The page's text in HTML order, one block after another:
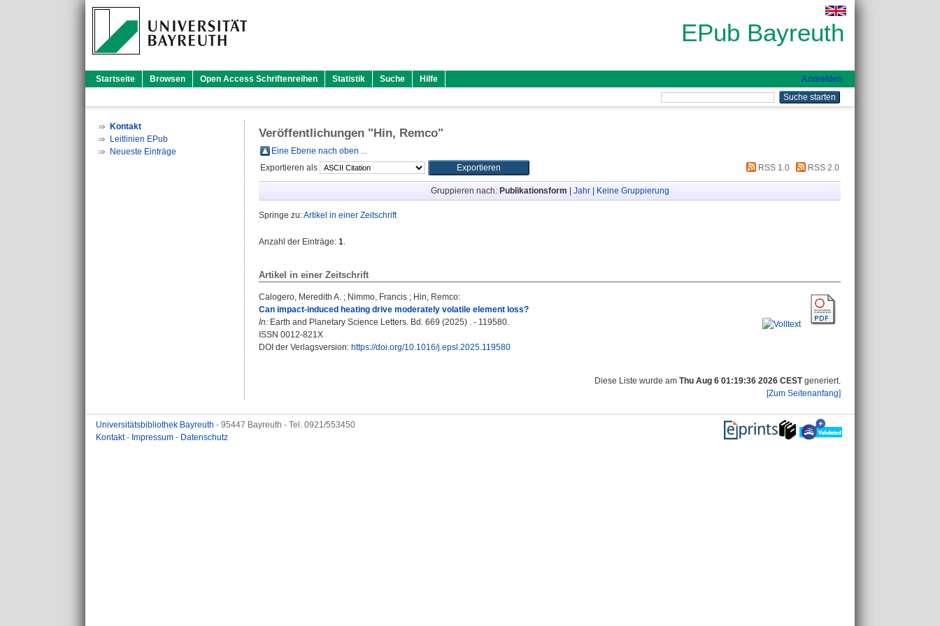
EPub Bayreuth
Startseite Browsen Open Access Schriftenreihen Statistik Suche Hilfe Anmelden
Kontakt
Leitlinien EPub
Neueste Einträge
Veröffentlichungen "Hin, Remco"
Eine Ebene nach oben ...
Exportieren als
RSS 1.0 RSS 2.0
Gruppieren nach: Publikationsform Jahr| Keine Gruppierung
Springe zu:Artikel in einer Zeitschrift
Anzahl der Einträge: 1.
Artikel in einer Zeitschrift
Calogero, Meredith A. ; Nimmo, Francis ; Hin, Remco:
Can impact-induced heating drive moderately volatile element loss?
In: Earth and Planetary Science Letters. Bd. 669 (2025) . - 119580.
ISSN 0012-821X
DOI der Verlagsversion: https://doi.org/10.1016/j.epsl.2025.119580
Diese Liste wurde am Thu Aug 6 01:19:36 2026 CESTgeneriert.
[Zum Seitenanfang]
Universitätsbibliothek Bayreuth - 95447 Bayreuth - Tel. 0921/553450
Kontakt- Impressum - Datenschutz